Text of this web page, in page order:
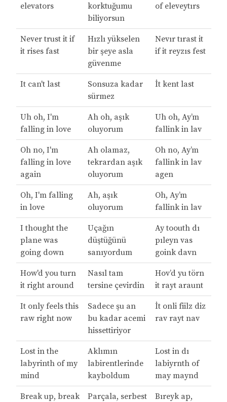
elevators
korktuğumu
biliyorsun
of eleveytırs
Never trust it if
it rises fast
Hızlı yükselen
bir şeye asla
güvenme
Nevır tırast it
if it reyzıs fest
It can't last
Sonsuza kadar
sürmez
İt kent last
Uh oh, I'm
falling in love
Ah oh, aşık
oluyorum
Uh oh, Ay’m
fallink in lav
Oh no, I'm
falling in love
again
Ah olamaz,
tekrardan aşık
oluyorum
Oh no, Ay’m
fallink in lav
agen
Oh, I'm falling
in love
Ah, aşık
oluyorum
Oh, Ay’m
fallink in lav
I thought the
plane was
going down
Uçağın
düştüğünü
sanıyordum
Ay toouth dı
pıleyn vas
goink davn
How'd you turn
it right around
Nasıl tam
tersine çevirdin
Hov’d yu törn
it rayt araunt
It only feels this
raw right now
Sadece şu an
bu kadar acemi
hissettiriyor
İt onli fiilz diz
rav rayt nav
Lost in the
labyrinth of my
mind
Aklımın
labirentlerinde
kayboldum
Lost in dı
labiyrnth of
may maynd
Break up, break Parçala, serbest Bıreyk ap,